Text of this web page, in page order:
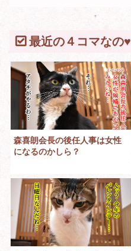
最近の４コマなの♥
森喜朗会長の後任人事は女性
になるのかしら？